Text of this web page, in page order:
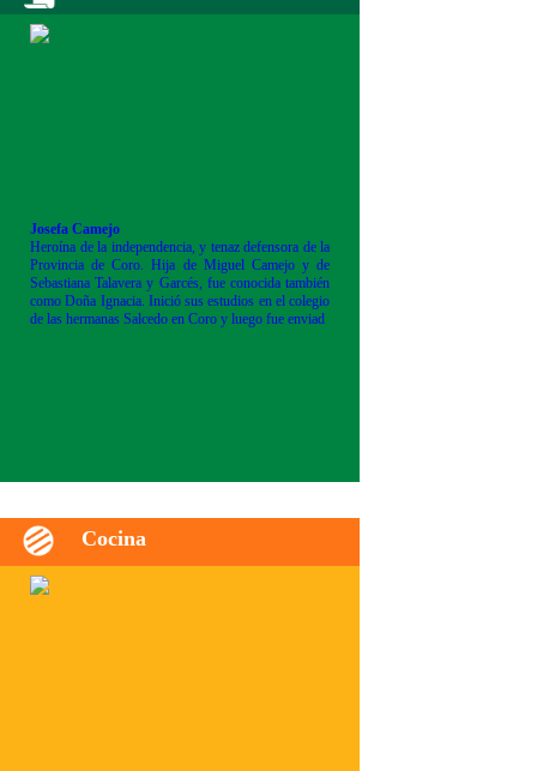
Josefa Camejo
Heroína de la independencia, y tenaz defensora de la
Provincia de Coro. Hija de Miguel Camejo y de
Sebastiana Talavera y Garcés, fue conocida también
como Doña Ignacia. Inició sus estudios en el colegio
de las hermanas Salcedo en Coro y luego fue enviad
Cocina